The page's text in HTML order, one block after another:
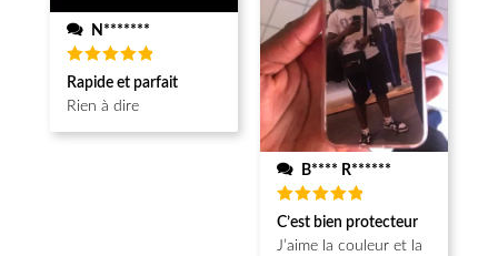
N*******
Note5
sur 5
Rapide et parfait
Rien à dire
B**** R******
Note5
sur 5
C’est bien protecteur
J’aime la couleur et la